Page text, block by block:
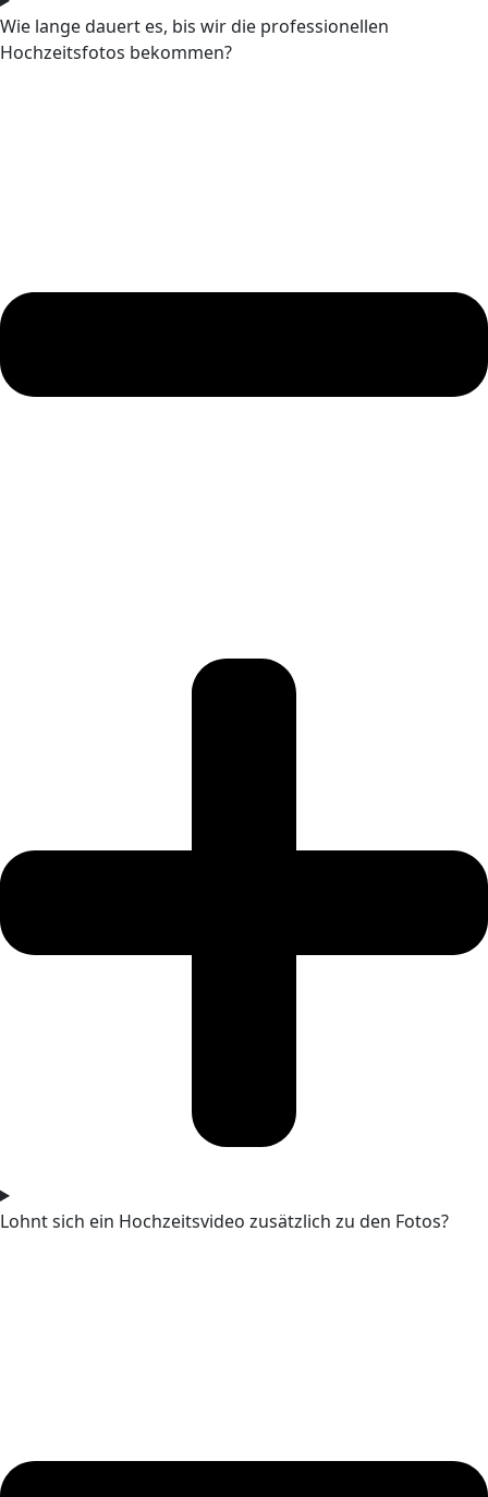
Wie lange dauert es, bis wir die professionellen
Hochzeitsfotos bekommen?
Lohnt sich ein Hochzeitsvideo zusätzlich zu den Fotos?